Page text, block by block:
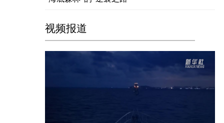
视频报道